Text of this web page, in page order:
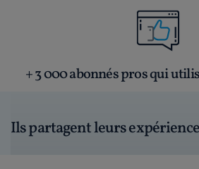
+ 3 000 abonnés pros qui
Ils partagent leurs